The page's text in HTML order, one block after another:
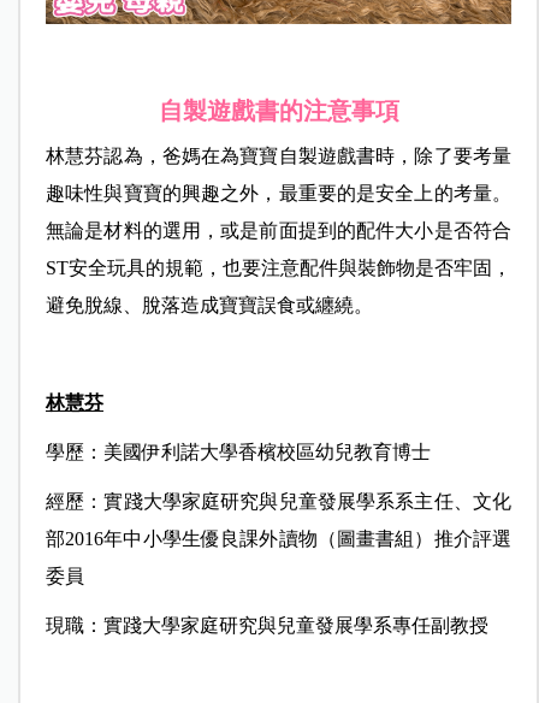
自製遊戲書的注意事項
林慧芬認為，爸媽在為寶寶自製遊戲書時，除了要考量
趣味性與寶寶的興趣之外，最重要的是安全上的考量。
無論是材料的選用，或是前面提到的配件大小是否符合
ST安全玩具的規範，也要注意配件與裝飾物是否牢固，
避免脫線、脫落造成寶寶誤食或纏繞。
林慧芬
學歷：美國伊利諾大學香檳校區幼兒教育博士
經歷：實踐大學家庭研究與兒童發展學系系主任、 文化
部2016年中小學生優良課外讀物（圖畫書組）推介評選
委員
現職：實踐大學家庭研究與兒童發展學系專任副教授